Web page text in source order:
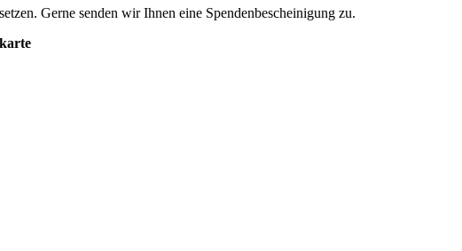
Gerne senden wir Ihnen eine Spendenbescheinigung zu.